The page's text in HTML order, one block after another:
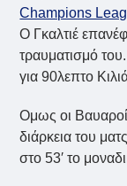
Champions
Ο Γκαλτιέ
τραυματισμό
για 90λεπτο
Ομως οι Βαυαροί
διάρκεια του
στο 53′ το